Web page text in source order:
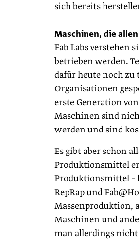
sich bereits
Maschinen, die
Fab Labs verstehen
betrieben werden.
dafür heute noch zu
Organisationen
erste Generation
Maschinen sind
werden und sind
Es gibt aber schon
Produktionsmittel
Produktionsmittel –
RepRap und
Massenproduktion,
Maschinen und
man allerdings